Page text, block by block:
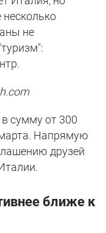
не
в сумму от 300
Напрямую
друзей
ближе к